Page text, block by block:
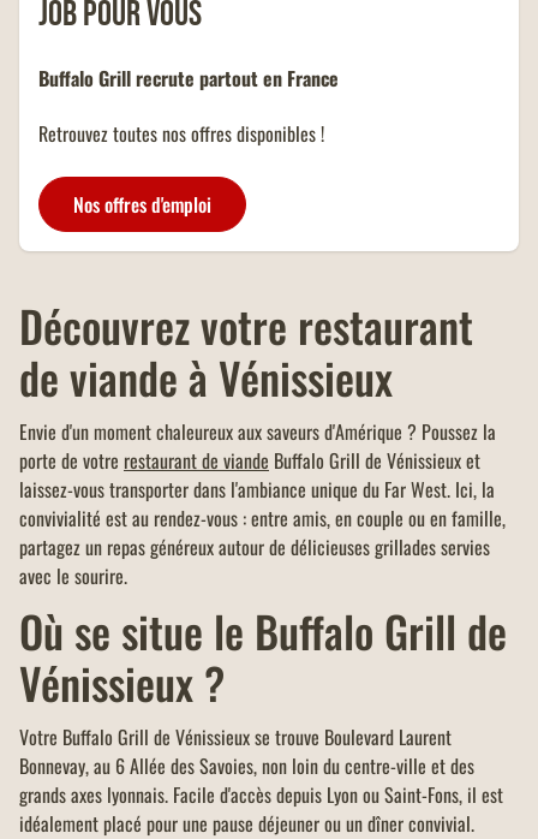
Un menu KIDS offert dans tous
présentation de votre carte
job pour vous
Buffalo Grill recrute partout en France
Retrouvez toutes nos offres disponibles !
Nos offres d'emploi
Découvrez votre restaurant
de viande à Vénissieux
Envie d'un moment chaleureux aux saveurs d'Amérique ? Poussez la
porte de votre restaurant de viande Buffalo Grill de Vénissieux et
laissez-vous transporter dans l'ambiance unique du Far West. Ici, la
convivialité est au rendez-vous : entre amis, en couple ou en famille,
partagez un repas généreux autour de délicieuses grillades servies
avec le sourire.
Où se situe le Buffalo Grill de
Vénissieux ?
Votre Buffalo Grill de Vénissieux se trouve Boulevard Laurent
Bonnevay, au 6 Allée des Savoies, non loin du centre-ville et des
grands axes lyonnais. Facile d'accès depuis Lyon ou Saint-Fons, il est
idéalement placé pour une pause déjeuner ou un dîner convivial.